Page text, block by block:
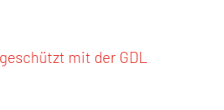
mit der GDL